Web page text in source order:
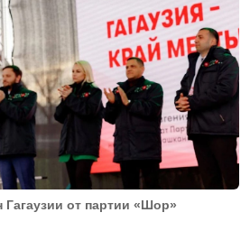
Гагаузии от партии «Шор»